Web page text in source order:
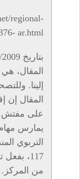
regional-
ar.html
المقال،
إلينا.
المقال إن
على مفتش
يمارس
التربوي
117،
من المركز.